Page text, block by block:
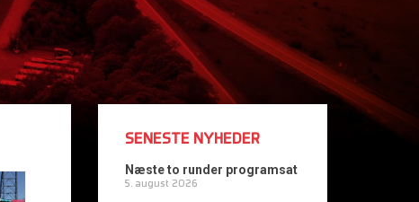
SENESTE NYHEDER
Næste to runder programsat
5. august 2026